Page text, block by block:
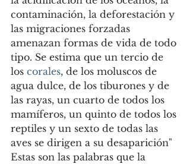
contaminación, la deforestación y
las migraciones forzadas
amenazan formas de vida de todo
tipo. Se estima que un tercio de
los corales, de los moluscos de
agua dulce, de los tiburones y de
las rayas, un cuarto de todos los
mamíferos, un quinto de todos los
reptiles y un sexto de todas las
aves se dirigen a su desaparición"
Estas son las palabras que la